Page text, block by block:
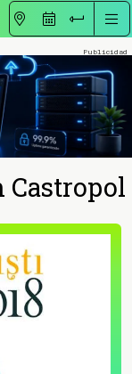
Castropol